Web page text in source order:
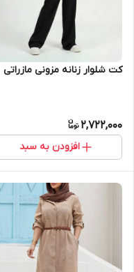
کت شلوار زنانه مزونی مازراتی
2,722,000
افزودن به سبد